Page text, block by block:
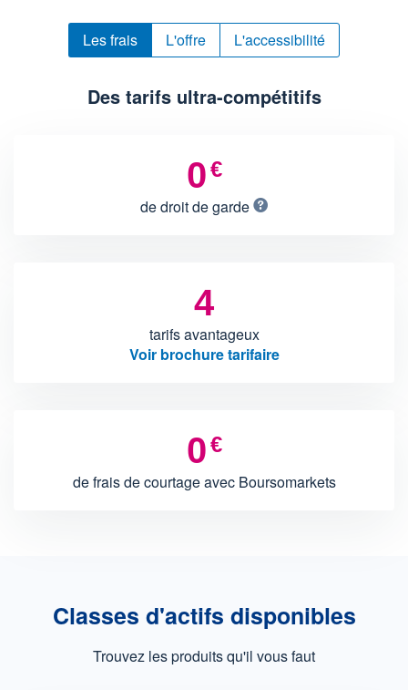
Les frais L'offre L'accessibilité
Des tarifs ultra-compétitifs
0€
de droit de garde
4
tarifs avantageux
Voir brochure tarifaire
0€
de frais de courtage avec Boursomarkets
Classes d'actifs disponibles
Trouvez les produits qu'il vous faut